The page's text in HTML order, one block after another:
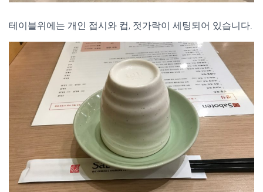
테이블위에는 개인 접시와 컵, 젓가락이 세팅되어 있습니다.